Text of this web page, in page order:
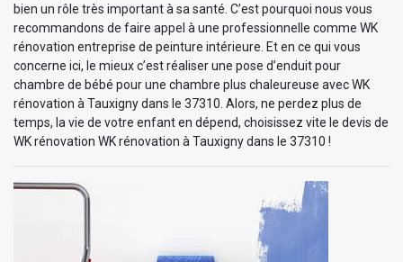
bien un rôle très important à sa santé. C’est pourquoi nous vous
recommandons de faire appel à une professionnelle comme WK
rénovation entreprise de peinture intérieure. Et en ce qui vous
concerne ici, le mieux c’est réaliser une pose d’enduit pour
chambre de bébé pour une chambre plus chaleureuse avec WK
rénovation à Tauxigny dans le 37310. Alors, ne perdez plus de
temps, la vie de votre enfant en dépend, choisissez vite le devis de
WK rénovation WK rénovation à Tauxigny dans le 37310 !